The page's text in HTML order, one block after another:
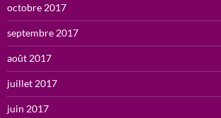
octobre 2017
septembre 2017
août 2017
juillet 2017
juin 2017